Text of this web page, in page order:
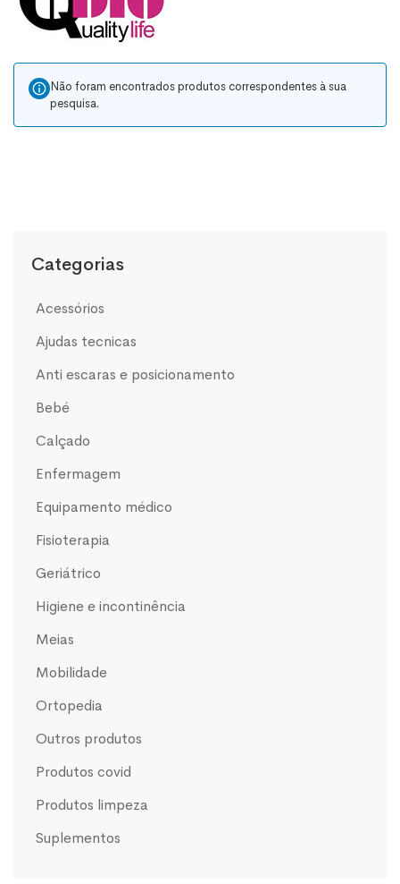
Categorias
acessórios
ajudas tecnicas
anti escaras e posicionamento
bebé
calçado
enfermagem
equipamento médico
fisioterapia
geriátrico
higiene e incontinência
meias
mobilidade
ortopedia
outros produtos
produtos covid
produtos limpeza
suplementos
Não foram encontrados produtos correspondentes à sua
pesquisa.